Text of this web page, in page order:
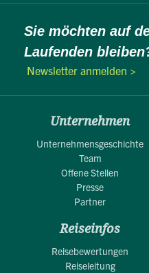
Sie möchten auf
Laufenden
Newsletter anmelden >
Unternehmen
Unternehmensgeschichte
Team
Offene Stellen
Presse
Partner
Reiseinfos
Reisebewertungen
Reiseleitung